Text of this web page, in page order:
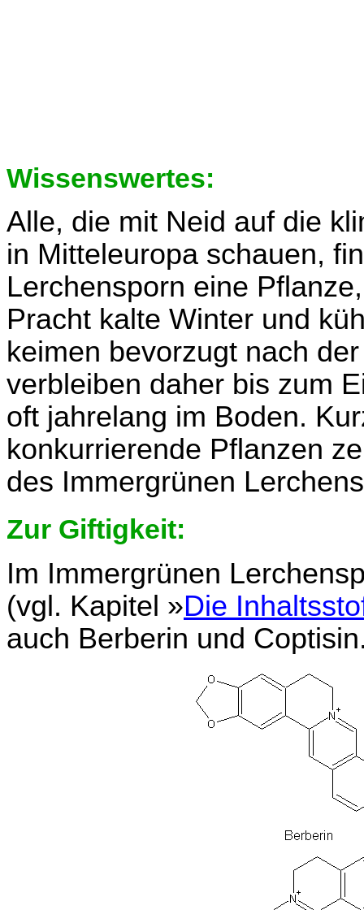
Wissenswertes:
Alle, die mit Neid auf die
in Mitteleuropa schauen,
Lerchensporn eine
Pracht kalte Winter und
keimen bevorzugt nach
verbleiben daher bis zum
oft jahrelang im Boden.
konkurrierende Pflanzen
des Immergrünen
Zur Giftigkeit:
Im Immergrünen
(vgl. Kapitel »Die
auch Berberin und